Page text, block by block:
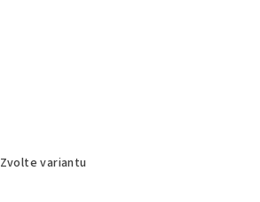
Zvolte variantu